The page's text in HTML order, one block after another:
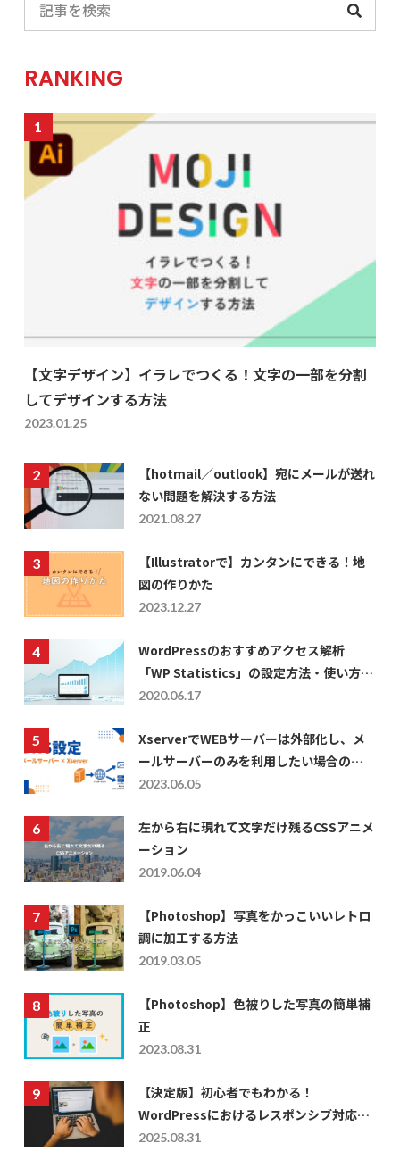
RANKING
【文字デザイン】イラレでつくる！文字の一部を分割
してデザインする方法
2023.01.25
【hotmail／outlook】宛にメールが送れ
ない問題を解決する方法
2021.08.27
【Illustratorで】カンタンにできる！地
図の作りかた
2023.12.27
WordPressのおすすめアクセス解析
「WP Statistics」の設定方法・使い方に
ついて
2020.06.17
XserverでWEBサーバーは外部化し、メ
ールサーバーのみを利用したい場合の
DNS設定
2023.06.05
左から右に現れて文字だけ残るCSSアニメ
ーション
2019.06.04
【Photoshop】写真をかっこいいレトロ
調に加工する方法
2019.03.05
【Photoshop】色被りした写真の簡単補
正
2023.08.31
【決定版】初心者でもわかる！
WordPressにおけるレスポンシブ対応の
仕方を徹底解説
2025.08.31